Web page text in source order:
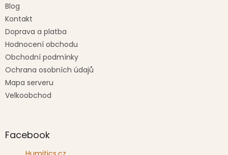
Blog
Kontakt
Doprava a platba
Hodnocení obchodu
Obchodní podmínky
Ochrana osobních údajů
Mapa serveru
Velkoobchod
Facebook